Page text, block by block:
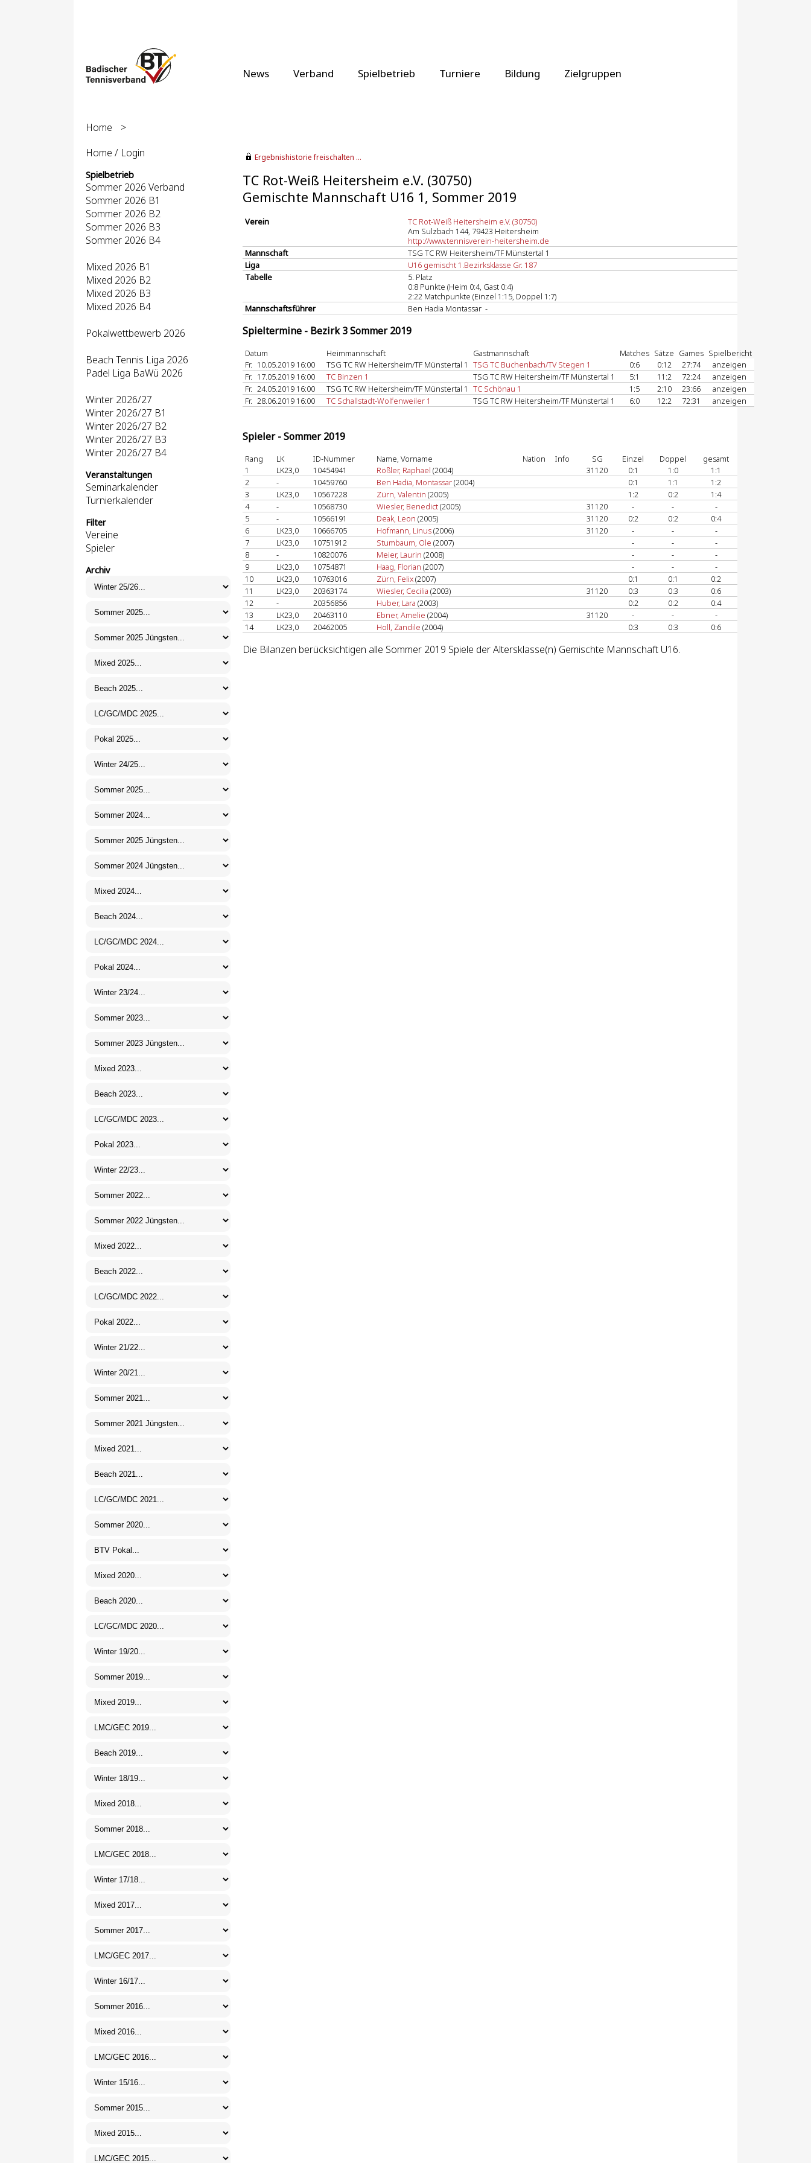
News Verband Spielbetrieb Turniere Bildung Zielgruppen
Home
>
Home / Login
Spielbetrieb
Sommer 2026 Verband
Sommer 2026 B1
Sommer 2026 B2
Sommer 2026 B3
Sommer 2026 B4
Mixed 2026 B1
Mixed 2026 B2
Mixed 2026 B3
Mixed 2026 B4
Pokalwettbewerb 2026
Beach Tennis Liga 2026
Padel Liga BaWü 2026
Winter 2026/27
Winter 2026/27 B1
Winter 2026/27 B2
Winter 2026/27 B3
Winter 2026/27 B4
Veranstaltungen
Seminarkalender
Turnierkalender
Filter
Vereine
Spieler
Archiv
Ergebnishistorie freischalten ...
TC Rot-Weiß Heitersheim e.V. (30750)
Gemischte Mannschaft U16 1, Sommer 2019
Verein
TC Rot-Weiß Heitersheim e.V. (30750)
Am Sulzbach 144, 79423 Heitersheim
http://www.tennisverein-heitersheim.de
Mannschaft
TSG TC RW Heitersheim/TF Münstertal 1
Liga
U16 gemischt 1.Bezirksklasse Gr. 187
Tabelle
5. Platz
0:8 Punkte (Heim 0:4, Gast 0:4)
2:22 Matchpunkte (Einzel 1:15, Doppel 1:7)
Mannschaftsführer
Ben Hadia Montassar -
Spieltermine - Bezirk 3 Sommer 2019
Datum Heimmannschaft Gastmannschaft Matches Sätze Games Spielbericht
Fr. 10.05.2019 16:00 TSG TC RW Heitersheim/TF Münstertal 1 TSG TC Buchenbach/TV Stegen 1 0:6 0:12 27:74
anzeigen
Fr. 17.05.2019 16:00 TC Binzen 1 TSG TC RW Heitersheim/TF Münstertal 1 5:1 11:2 72:24
anzeigen
Fr. 24.05.2019 16:00 TSG TC RW Heitersheim/TF Münstertal 1 TC Schönau 1 1:5 2:10 23:66
anzeigen
Fr. 28.06.2019 16:00 TC Schallstadt-Wolfenweiler 1 TSG TC RW Heitersheim/TF Münstertal 1 6:0 12:2 72:31 anzeigen
Spieler - Sommer 2019
Rang LK ID-Nummer Name, Vorname Nation Info SG Einzel Doppel
gesamt
1
LK23,0 10454941 Rößler, Raphael (2004) 31120 0:1 1:0
1:1
2
- 10459760 Ben Hadia, Montassar(2004) 0:1 1:1
1:2
3
LK23,0 10567228 Zürn, Valentin (2005) 1:2 0:2
1:4
4
- 10568730 Wiesler, Benedict(2005) 31120 - -
-
5
- 10566191 Deak, Leon (2005) 31120 0:2 0:2
0:4
6
LK23,0 10666705 Hofmann, Linus(2006) 31120 - -
-
7
LK23,0 10751912 Stumbaum, Ole (2007) - -
-
8
- 10820076 Meier, Laurin (2008) - -
-
9
LK23,0 10754871 Haag, Florian (2007) - -
-
10
LK23,0 10763016 Zürn, Felix(2007) 0:1 0:1
0:2
11
LK23,0 20363174 Wiesler, Cecilia (2003) 31120 0:3 0:3
0:6
12
- 20356856 Huber, Lara (2003) 0:2 0:2
0:4
13
LK23,0 20463110 Ebner, Amelie (2004) 31120 - -
-
14
LK23,0 20462005 Holl, Zandile (2004) 0:3 0:3 0:6
Die Bilanzen berücksichtigen alle Sommer 2019 Spiele der Altersklasse(n) Gemischte Mannschaft U16.